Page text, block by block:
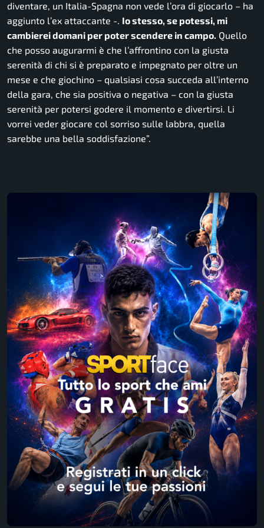
diventare, un Italia-Spagna non vede l’ora di giocarlo – ha
aggiunto l’ex attaccante -. Io stesso, se potessi, mi
cambierei domani per poter scendere in campo. Quello
che posso augurarmi è che l’affrontino con la giusta
serenità di chi si è preparato e impegnato per oltre un
mese e che giochino – qualsiasi cosa succeda all’interno
della gara, che sia positiva o negativa – con la giusta
serenità per potersi godere il momento e divertirsi. Li
vorrei veder giocare col sorriso sulle labbra, quella
sarebbe una bella soddisfazione”.